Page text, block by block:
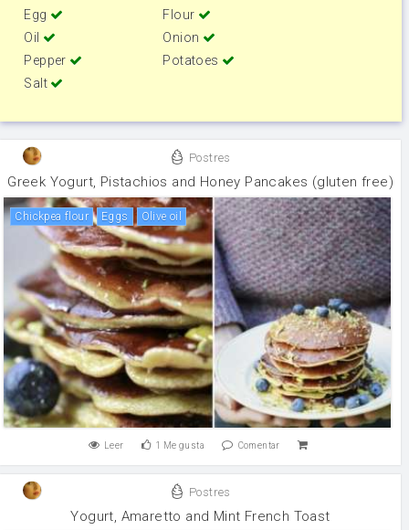
Egg
Flour
Oil
Onion
Pepper
Potatoes
Salt
Postres
Greek Yogurt, Pistachios and Honey Pancakes (gluten free)
chickpea flour eggs olive oil
Leer 1 Me gusta Comentar
Postres
Yogurt, Amaretto and Mint French Toast